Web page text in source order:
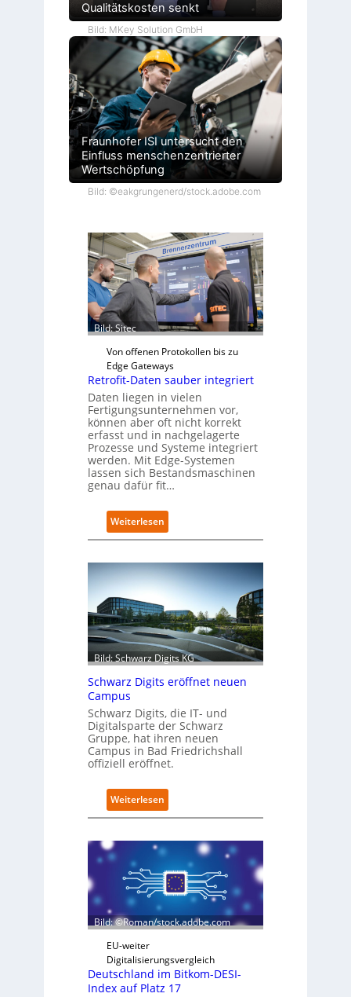
Qualitätskosten senkt
Bild: MKey Solution GmbH
Fraunhofer ISI untersucht den
Einfluss menschenzentrierter
Wertschöpfung
Bild: ©eakgrungenerd/stock.adobe.com
Bild: Sitec
Von offenen Protokollen bis zu
Edge Gateways
Retrofit-Daten sauber integriert
Daten liegen in vielen
Fertigungsunternehmen vor,
können aber oft nicht korrekt
erfasst und in nachgelagerte
Prozesse und Systeme integriert
werden. Mit Edge-Systemen
lassen sich Bestandsmaschinen
genau dafür fit…
Weiterlesen:
R
t
r
o
f
i
t
-
D
t
n
s
a
u
e
r
i
t
g
r
e
r
Bild: Schwarz Digits KG
Schwarz Digits eröffnet neuen
Campus
Schwarz Digits, die IT- und
Digitalsparte der Schwarz
Gruppe, hat ihren neuen
Campus in Bad Friedrichshall
offiziell eröffnet.
Weiterlesen:
S
h
w
a
r
z
D
i
t
s
Bild: ©Roman/stock.adobe.com
EU-weiter
Digitalisierungsvergleich
Deutschland im Bitkom-DESI-
Index auf Platz 17